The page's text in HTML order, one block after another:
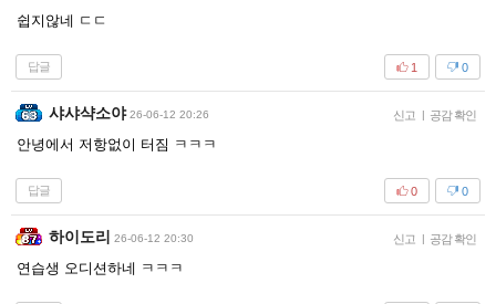
쉽지않네 ㄷㄷ
답글 0
1
샤샤샥소야 26-06-12 20:26 신고 공감 확인
안녕에서 저항없이 터짐 ㅋㅋㅋ
답글 0
0
하이도리 26-06-12 20:30 신고 공감 확인
연습생 오디션하네 ㅋㅋㅋ